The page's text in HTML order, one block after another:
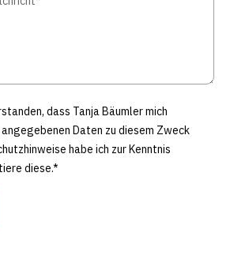
dass Tanja Bäumler mich
Daten zu diesem Zweck
habe ich zur Kenntnis
diese.*